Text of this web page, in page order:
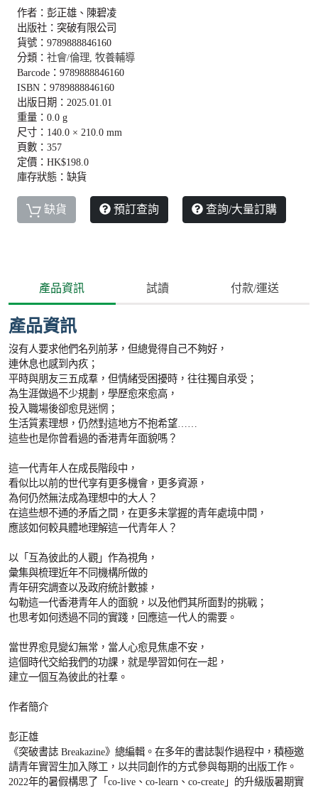
作者：彭正雄、陳碧凌
出版社：突破有限公司
貨號：9789888846160
分類： 社會/倫理 牧養輔導
Barcode：9789888846160
ISBN：9789888846160
出版日期：2025.01.01
重量：0.0 g
尺寸：140.0 × 210.0 mm
頁數：357
定價：HK$198.0
庫存狀態：缺貨
缺貨 預訂查詢 查詢/大量訂購
產品資訊 試讀 付款/運送
產品資訊
沒有人要求他們名列前茅，但總覺得自己不夠好，
連休息也感到內疚；
平時與朋友三五成羣，但情緒受困擾時，往往獨自承受；
為生涯做過不少規劃，學歷愈來愈高，
投入職場後卻愈見迷惘；
生活質素理想，仍然對這地方不抱希望……
這些也是你曾看過的香港青年面貌嗎？
這一代青年人在成長階段中，
看似比以前的世代享有更多機會，更多資源，
為何仍然無法成為理想中的大人？
在這些想不通的矛盾之間，在更多未掌握的青年處境中間，
應該如何較具體地理解這一代青年人？
以「互為彼此的人觀」作為視角，
彙集與梳理近年不同機構所做的
青年研究調查以及政府統計數據，
勾勒這一代香港青年人的面貌，以及他們其所面對的挑戰；
也思考如何透過不同的實踐，回應這一代人的需要。
當世界愈見變幻無常，當人心愈見焦慮不安，
這個時代交給我們的功課，就是學習如何在一起，
建立一個互為彼此的社羣。
作者簡介
彭正雄
《突破書誌 Breakazine》總編輯。在多年的書誌製作過程中，積極邀
請青年實習生加入隊工，以共同創作的方式參與每期的出版工作。
2022年的暑假構思了「co-live、co-learn、co-create」的升級版暑期實